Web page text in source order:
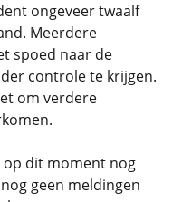
ongeveer twaalf
Meerdere
spoed naar de
controle te krijgen.
om verdere
op dit moment nog
geen meldingen